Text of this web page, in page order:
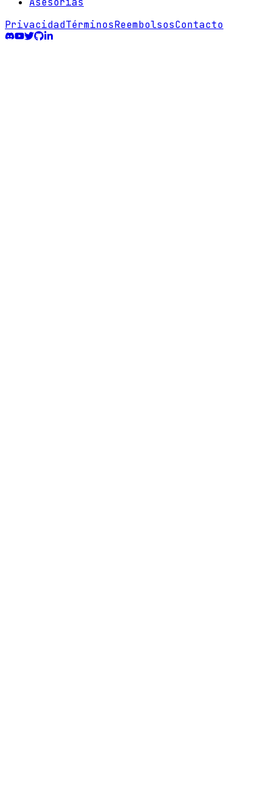
PrivacidadTérminosReembolsosContacto